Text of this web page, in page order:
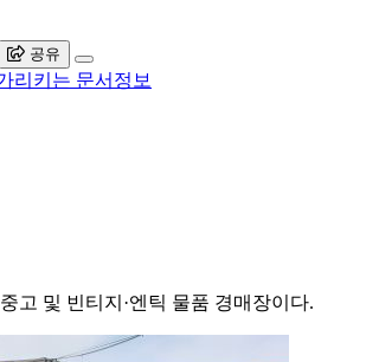
공유
리키는 문서 정보
고 및 빈티지·엔틱 물품 경매장이다.